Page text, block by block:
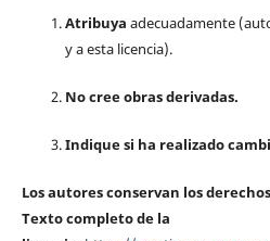
Atribuya adecuadamente
y a esta licencia).
No cree obras derivadas.
Indique si ha realizado
Los autores conservan los
Texto completo de la